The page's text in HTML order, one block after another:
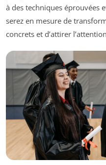
à des techniques éprouvées
serez en mesure de
concrets et d’attirer